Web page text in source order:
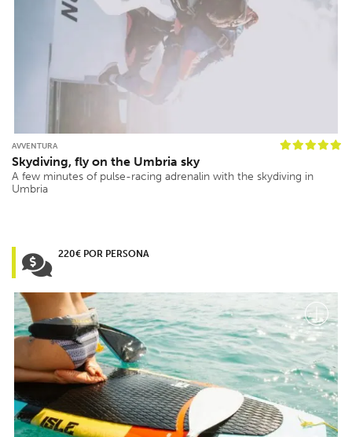
AVVENTURA
Skydiving, fly on the Umbria sky
A few minutes of pulse-racing adrenalin with the skydiving in
Umbria
220€ POR PERSONA